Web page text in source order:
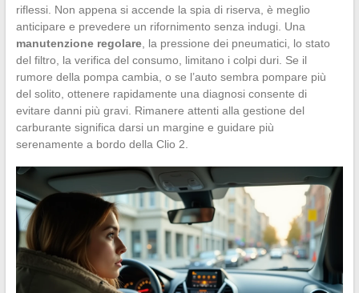
riflessi. Non appena si accende la spia di riserva, è meglio
anticipare e prevedere un rifornimento senza indugi. Una
manutenzione regolare, la pressione dei pneumatici, lo stato
del filtro, la verifica del consumo, limitano i colpi duri. Se il
rumore della pompa cambia, o se l’auto sembra pompare più
del solito, ottenere rapidamente una diagnosi consente di
evitare danni più gravi. Rimanere attenti alla gestione del
carburante significa darsi un margine e guidare più
serenamente a bordo della Clio 2.